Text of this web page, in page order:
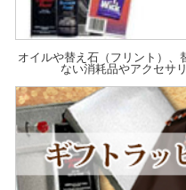
オイルや替え石（フリント）、
ない消耗品やアクセサ